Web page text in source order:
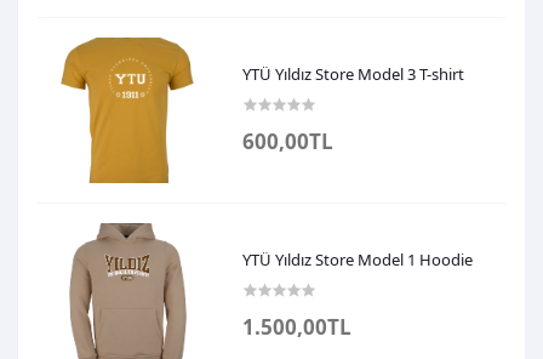
YTÜ Yıldız Store Model 3 T-shirt
600,00TL
YTÜ Yıldız Store Model 1 Hoodie
1.500,00TL